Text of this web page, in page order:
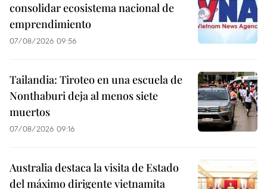
consolidar ecosistema nacional de
emprendimiento
07/08/2026 09:56
Tailandia: Tiroteo en una escuela de
Nonthaburi deja al menos siete
muertos
07/08/2026 09:16
Australia destaca la visita de Estado
del máximo dirigente vietnamita